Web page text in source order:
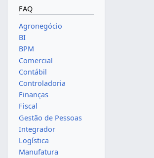
FAQ
Agronegócio
BI
BPM
Comercial
Contábil
Controladoria
Finanças
Fiscal
Gestão de Pessoas
Integrador
Logística
Manufatura